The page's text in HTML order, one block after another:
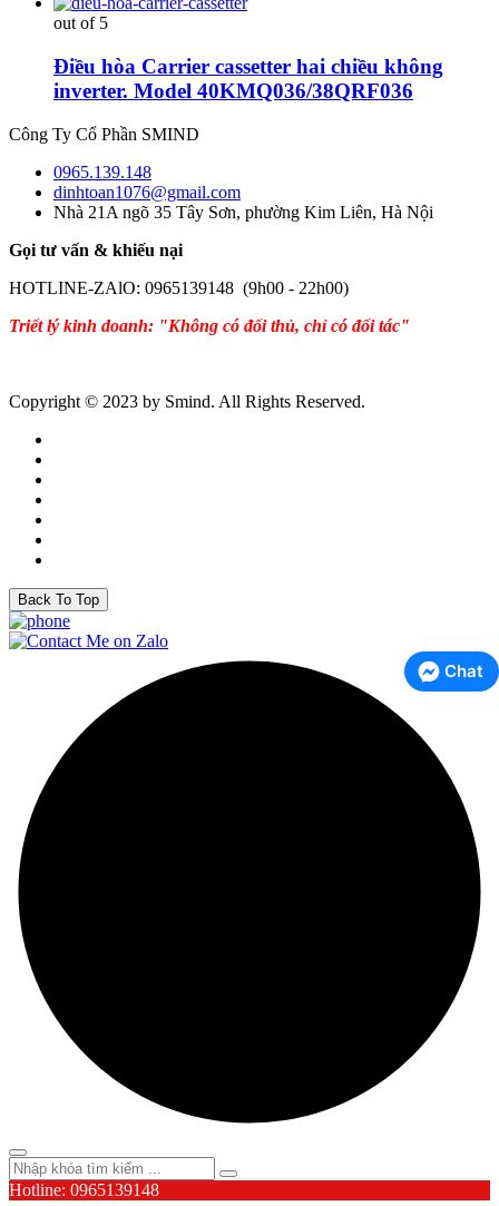
out of 5
Điều hòa Carrier cassetter hai chiều không
inverter. Model 40KMQ036/38QRF036
Công Ty Cổ Phần SMIND
0965.139.148
dinhtoan1076@gmail.com
Nhà 21A ngõ 35 Tây Sơn, phường Kim Liên, Hà Nội
Gọi tư vấn & khiếu nại
HOTLINE-ZAlO: 0965139148 (9h00 - 22h00)
Triết lý kinh doanh: "Không có đối thủ, chỉ có đối tác"
Copyright © 2023 by Smind. All Rights Reserved.
Back To Top
Chat
Hotline: 0965139148